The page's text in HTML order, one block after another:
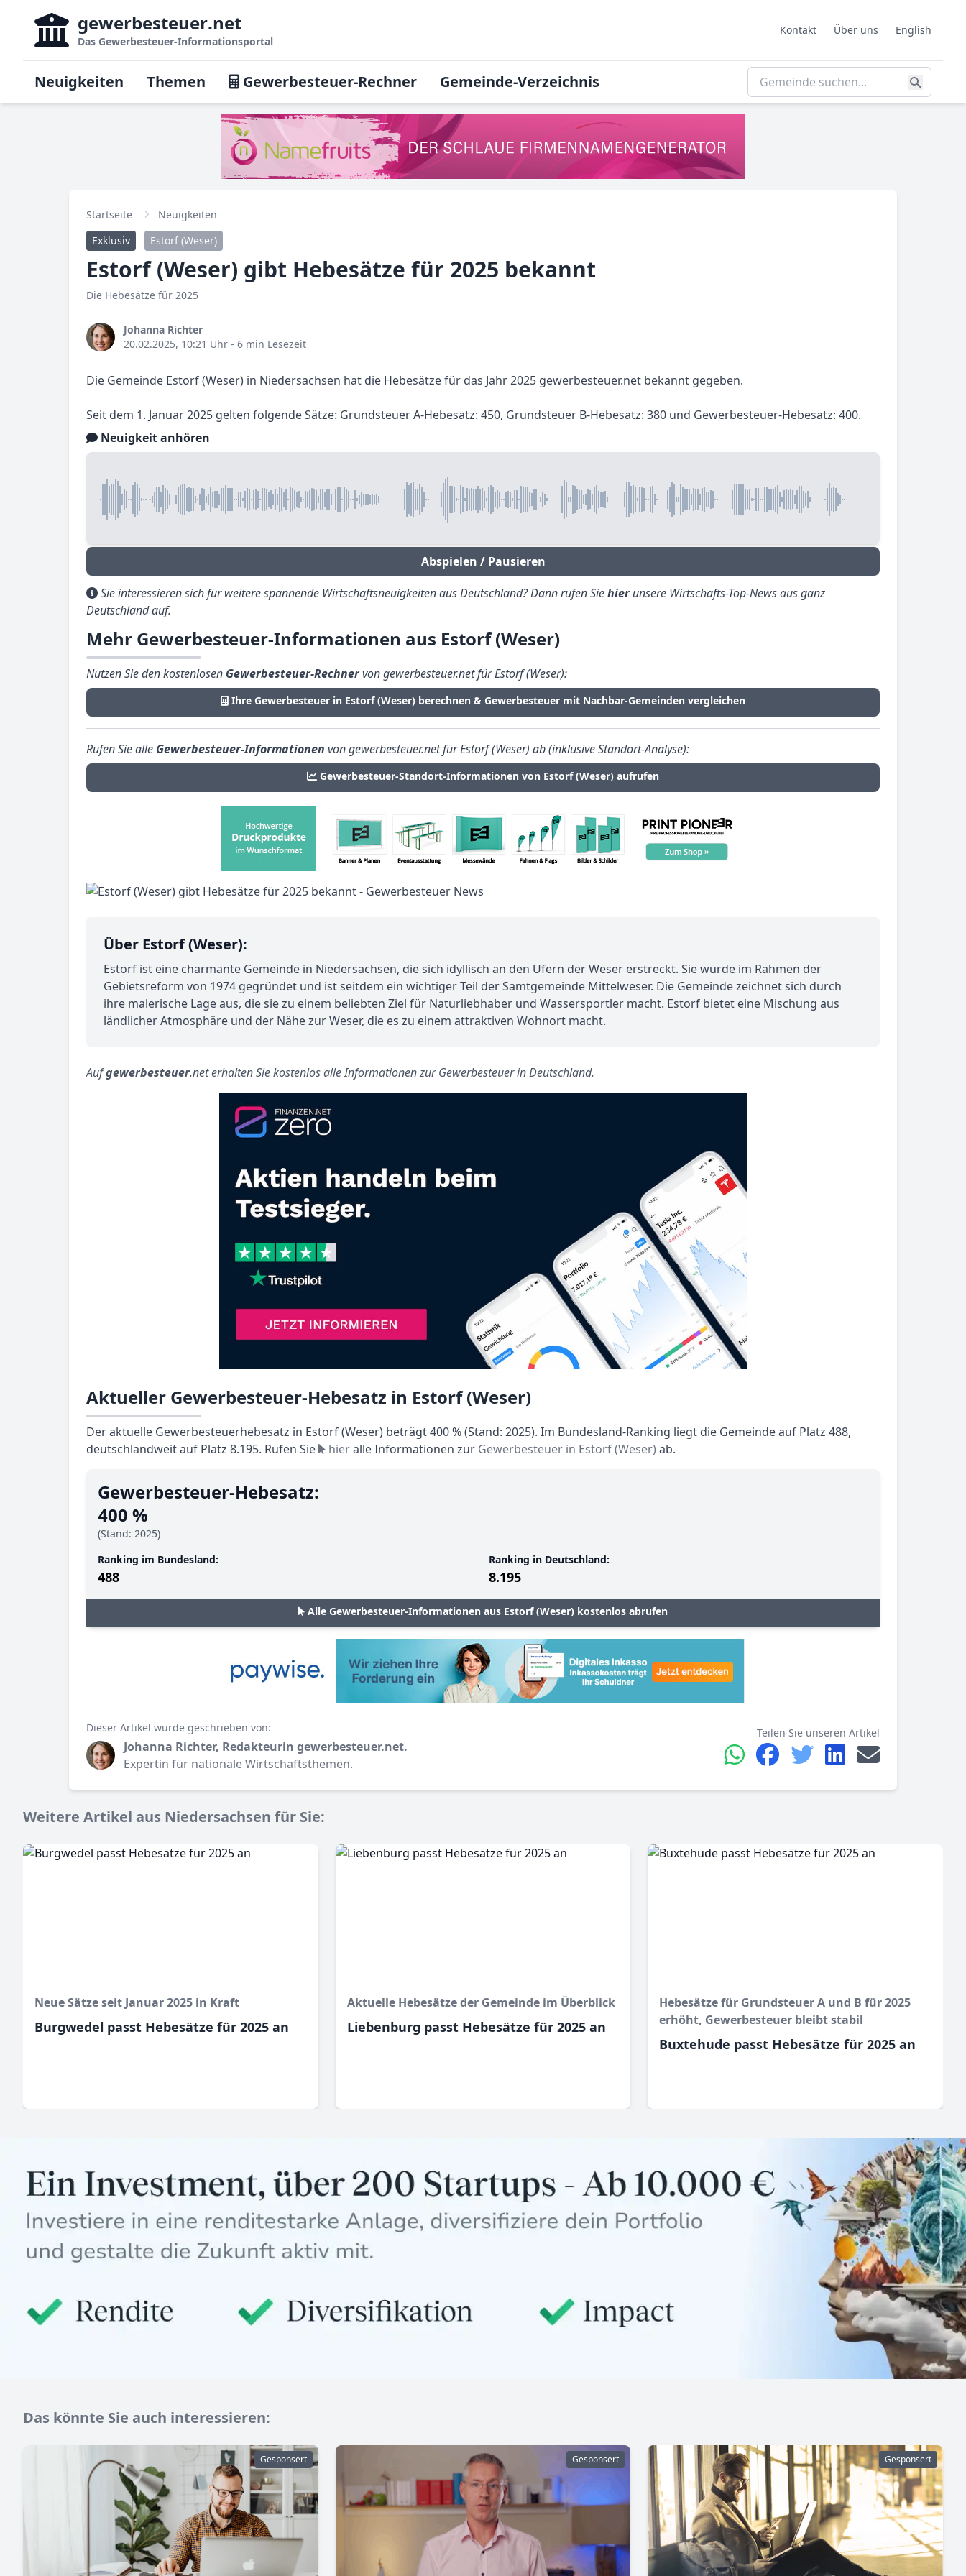
gewerbesteuer.net
Das Gewerbesteuer-Informationsportal
Kontakt Über uns English
Neuigkeiten Themen Gewerbesteuer-Rechner Gemeinde-Verzeichnis
Startseite
Neuigkeiten
Exklusiv
Estorf (Weser)
Estorf (Weser) gibt Hebesätze für 2025 bekannt
Die Hebesätze für 2025
Johanna Richter
20.02.2025, 10:21 Uhr - 6 min Lesezeit
Die Gemeinde Estorf (Weser) in Niedersachsen hat die Hebesätze für das Jahr 2025 gewerbesteuer.net bekannt gegeben.
Seit dem 1. Januar 2025 gelten folgende Sätze: Grundsteuer A-Hebesatz: 450, Grundsteuer B-Hebesatz: 380 und Gewerbesteuer-Hebesatz: 400.
Neuigkeit anhören
Abspielen / Pausieren
Sie interessieren sich für weitere spannende Wirtschaftsneuigkeiten aus Deutschland? Dann rufen Siehierunsere Wirtschafts-Top-News aus ganz
Deutschland auf.
Mehr Gewerbesteuer-Informationen aus Estorf (Weser)
Nutzen Sie den kostenlosen Gewerbesteuer-Rechnervon gewerbesteuer.net für Estorf (Weser):
Ihre Gewerbesteuer in Estorf (Weser) berechnen & Gewerbesteuer mit Nachbar-Gemeinden vergleichen
Rufen Sie alle Gewerbesteuer-Informationen von gewerbesteuer.net für Estorf (Weser) ab (inklusive Standort-Analyse):
Gewerbesteuer-Standort-Informationen von Estorf (Weser) aufrufen
Über Estorf (Weser):
Estorf ist eine charmante Gemeinde in Niedersachsen, die sich idyllisch an den Ufern der Weser erstreckt. Sie wurde im Rahmen der
Gebietsreform von 1974 gegründet und ist seitdem ein wichtiger Teil der Samtgemeinde Mittelweser. Die Gemeinde zeichnet sich durch
ihre malerische Lage aus, die sie zu einem beliebten Ziel für Naturliebhaber und Wassersportler macht. Estorf bietet eine Mischung aus
ländlicher Atmosphäre und der Nähe zur Weser, die es zu einem attraktiven Wohnort macht.
Aufgewerbesteuer.net erhalten Sie kostenlos alle Informationen zur Gewerbesteuer in Deutschland.
Aktueller Gewerbesteuer-Hebesatz in Estorf (Weser)
Der aktuelle Gewerbesteuerhebesatz in Estorf (Weser) beträgt 400 % (Stand: 2025). Im Bundesland-Ranking liegt die Gemeinde auf Platz 488,
deutschlandweit auf Platz 8.195. Rufen Sie
hieralle Informationen zur Gewerbesteuer in Estorf (Weser) ab.
Gewerbesteuer-Hebesatz:
400 %
(Stand: 2025)
Ranking im Bundesland:
488
Ranking in Deutschland:
8.195
Alle Gewerbesteuer-Informationen aus Estorf (Weser) kostenlos abrufen
Dieser Artikel wurde geschrieben von:
Johanna Richter, Redakteurin gewerbesteuer.net.
Expertin für nationale Wirtschaftsthemen.
Teilen Sie unseren Artikel
Weitere Artikel aus Niedersachsen für Sie:
Neue Sätze seit Januar 2025 in Kraft
Burgwedel passt Hebesätze für 2025 an
Aktuelle Hebesätze der Gemeinde im Überblick
Liebenburg passt Hebesätze für 2025 an
Hebesätze für Grundsteuer A und B für 2025
erhöht, Gewerbesteuer bleibt stabil
Buxtehude passt Hebesätze für 2025 an
Das könnte Sie auch interessieren:
Gesponsert Gesponsert Gesponsert